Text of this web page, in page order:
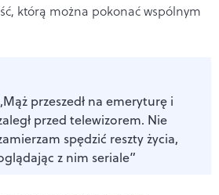
którą można pokonać wspólnym
przeszedł na emeryturę i
przed telewizorem. Nie
spędzić reszty życia,
z nim seriale”